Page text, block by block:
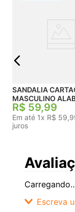
SANDALIA
MASCULINO
R$ 59,99
Em até 1x R$ 59,
juros
Escreva